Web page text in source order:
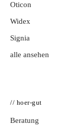
Oticon
Widex
Signia
alle ansehen
// hoer-gut
Beratung